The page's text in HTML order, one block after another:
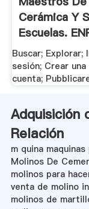
Cerámica Y
Escuelas.
Buscar; Explorar;
sesión; Crear una
cuenta;
Adquisición
Relación
m quina
Molinos De
molinos para
venta de molino
molinos de